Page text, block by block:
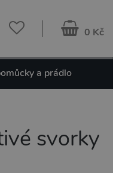
0 Kč
a prádlo
svorky